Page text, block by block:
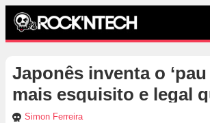
Japonês inventa o ‘pau
mais esquisito e legal
Simon Ferreira